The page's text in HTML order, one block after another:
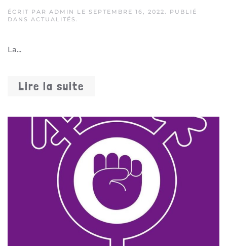
ÉCRIT PAR ADMIN LE SEPTEMBRE 16, 2022. PUBLIÉ
DANS ACTUALITÉS .
La...
Lire la suite